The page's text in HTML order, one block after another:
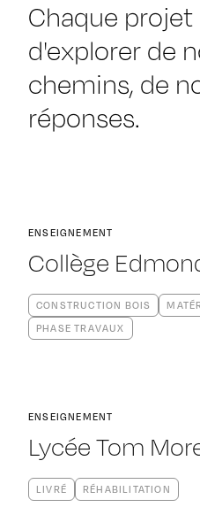
Chaque
d'explorer de
chemins, de
réponses.
ENSEIGNEMENT
Lycée Tom
LIVRÉ RÉHABILITATION
ENSEIGNEMENT
Collège
CONSTRUCTION BOIS
PHASE TRAVAUX